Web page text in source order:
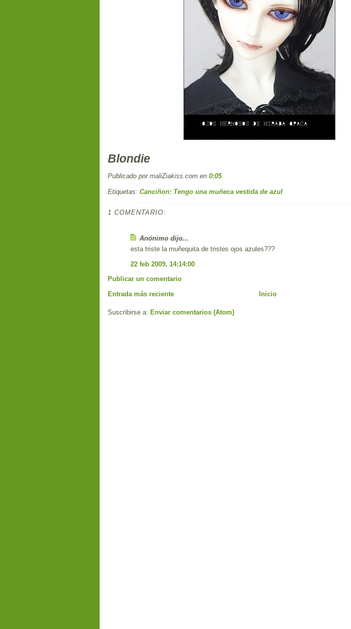
Blondie
Publicado por maliZiakiss.com en 0:05
Etiquetas: Canciñon: Tengo una muñeca vestida de azul
1 COMENTARIO:
Anónimo dijo...
esta triste la muñequita de tristes ojos azules???
22 feb 2009, 14:14:00
Publicar un comentario
Entrada más reciente
Inicio
Suscribirse a: Enviar comentarios (Atom)